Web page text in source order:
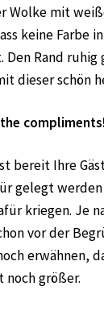
Wolke mit
keine Farbe
Den Rand ruhig
dieser schön
compliments!
bereit Ihre
gelegt
kriegen. Je
vor der
erwähnen,
noch größer.